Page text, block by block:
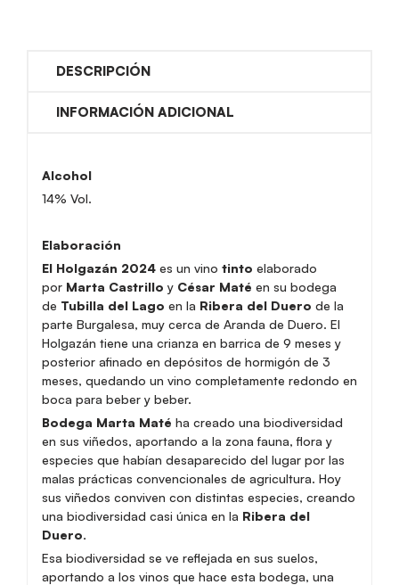
DESCRIPCIÓN
INFORMACIÓN ADICIONAL
Alcohol
14% Vol.
Elaboración
El Holgazán 2024 es un vino tinto elaborado
por Marta Castrillo y César Maté en su bodega
de Tubilla del Lago en la Ribera del Duero de la
parte Burgalesa, muy cerca de Aranda de Duero. El
Holgazán tiene una crianza en barrica de 9 meses y
posterior afinado en depósitos de hormigón de 3
meses, quedando un vino completamente redondo en
boca para beber y beber.
Bodega Marta Maté ha creado una biodiversidad
en sus viñedos, aportando a la zona fauna, flora y
especies que habían desaparecido del lugar por las
malas prácticas convencionales de agricultura. Hoy
sus viñedos conviven con distintas especies, creando
una biodiversidad casi única en la Ribera del
Duero.
Esa biodiversidad se ve reflejada en sus suelos,
aportando a los vinos que hace esta bodega, una